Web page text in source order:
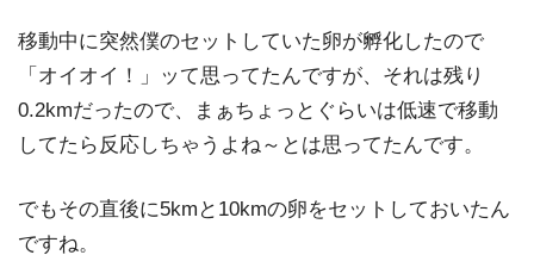
移動中に突然僕のセットしていた卵が孵化したので
「オイオイ！」ッて思ってたんですが、それは残り
0.2kmだったので、まぁちょっとぐらいは低速で移動
してたら反応しちゃうよね～とは思ってたんです。
でもその直後に5kmと10kmの卵をセットしておいたん
ですね。